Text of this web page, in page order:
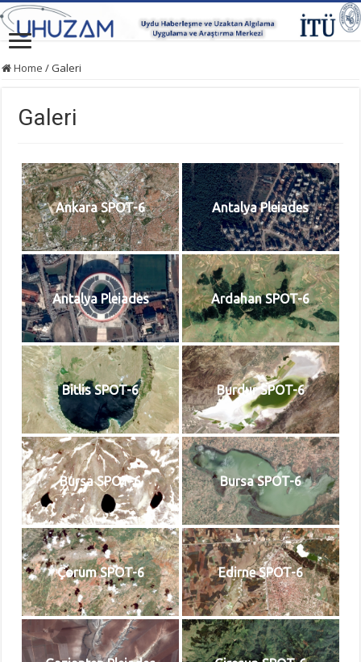
Home /Galeri
Galeri
Ankara SPOT-6 Antalya Pleiades
Antalya Pleiades Ardahan SPOT-6
Bitlis SPOT-6 Burdur SPOT-6
Bursa SPOT-6 Bursa SPOT-6
Çorum SPOT-6 Edirne SPOT-6